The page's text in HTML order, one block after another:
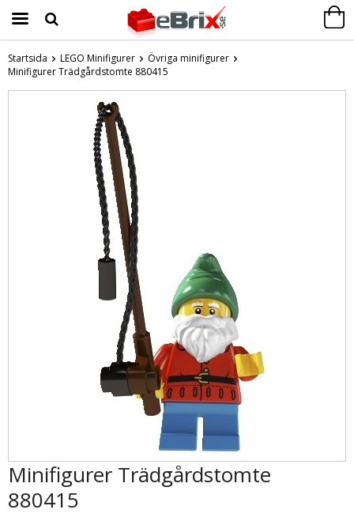
Produkten har blivit tillagd i varukorgen
Startsida LEGO Minifigurer
Övriga minifigurer
Minifigurer Trädgårdstomte 880415
Minifigurer Trädgårdstomte
880415